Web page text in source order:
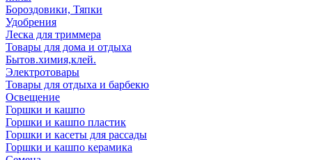
Бороздовики, Тяпки
Удобрения
Леска для триммера
Товары для дома и отдыха
Бытов.химия,клей.
Электротовары
Товары для отдыха и барбекю
Освещение
Горшки и кашпо
Горшки и кашпо пластик
Горшки и касеты для рассады
Горшки и кашпо керамика